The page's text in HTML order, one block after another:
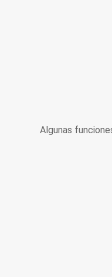
Algunas